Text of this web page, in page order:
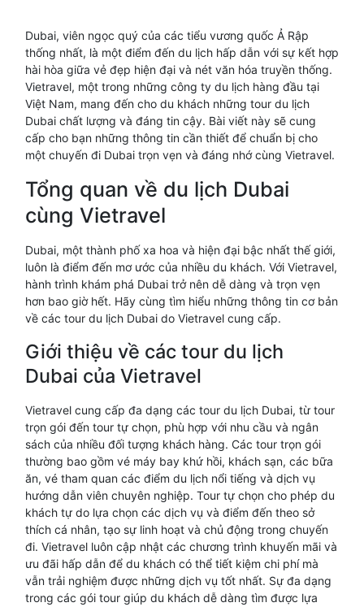
Dubai, viên ngọc quý của các tiểu vương quốc Ả Rập
thống nhất, là một điểm đến du lịch hấp dẫn với sự kết hợp
hài hòa giữa vẻ đẹp hiện đại và nét văn hóa truyền thống.
Vietravel, một trong những công ty du lịch hàng đầu tại
Việt Nam, mang đến cho du khách những tour du lịch
Dubai chất lượng và đáng tin cậy. Bài viết này sẽ cung
cấp cho bạn những thông tin cần thiết để chuẩn bị cho
một chuyến đi Dubai trọn vẹn và đáng nhớ cùng Vietravel.
Tổng quan về du lịch Dubai
cùng Vietravel
Dubai, một thành phố xa hoa và hiện đại bậc nhất thế giới,
luôn là điểm đến mơ ước của nhiều du khách. Với Vietravel,
hành trình khám phá Dubai trở nên dễ dàng và trọn vẹn
hơn bao giờ hết. Hãy cùng tìm hiểu những thông tin cơ bản
về các tour du lịch Dubai do Vietravel cung cấp.
Giới thiệu về các tour du lịch
Dubai của Vietravel
Vietravel cung cấp đa dạng các tour du lịch Dubai, từ tour
trọn gói đến tour tự chọn, phù hợp với nhu cầu và ngân
sách của nhiều đối tượng khách hàng. Các tour trọn gói
thường bao gồm vé máy bay khứ hồi, khách sạn, các bữa
ăn, vé tham quan các điểm du lịch nổi tiếng và dịch vụ
hướng dẫn viên chuyên nghiệp. Tour tự chọn cho phép du
khách tự do lựa chọn các dịch vụ và điểm đến theo sở
thích cá nhân, tạo sự linh hoạt và chủ động trong chuyến
đi. Vietravel luôn cập nhật các chương trình khuyến mãi và
ưu đãi hấp dẫn để du khách có thể tiết kiệm chi phí mà
vẫn trải nghiệm được những dịch vụ tốt nhất. Sự đa dạng
trong các gói tour giúp du khách dễ dàng tìm được lựa